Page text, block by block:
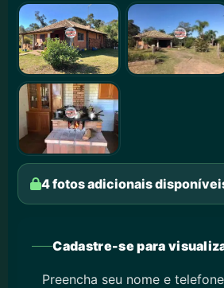
4 fotos adicionais
Cadastre-se para
Preencha seu nome e